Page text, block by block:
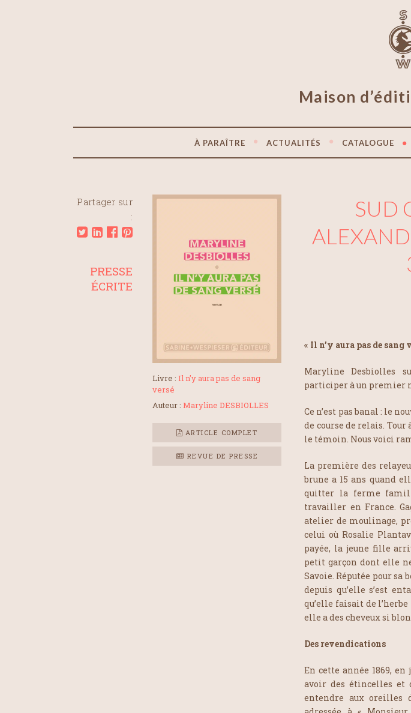
Maison
À PARAÎTRE ACTUALITÉS CATALOGUE
Partager sur
:
Livre : Il n'y aura pas de sang
versé
Auteur : Maryline DESBIOLLES
ARTICLE COMPLET
REVUE DE PRESSE
SUD
« Il n’y aura pas de sang
Maryline Desbiolles
participer à un premier
Ce n’est pas banal : le
de course de relais.
le témoin. Nous voici
La première des
brune a 15 ans quand
quitter la ferme
travailler en France.
atelier de moulinage,
celui où Rosalie
payée, la jeune fille
petit garçon dont elle
Savoie. Réputée pour
depuis qu’elle s’est
qu’elle faisait de
elle a des cheveux si
Des revendications
En cette année 1869,
avoir des étincelles et
entendre aux oreilles
PRESSE
ÉCRITE